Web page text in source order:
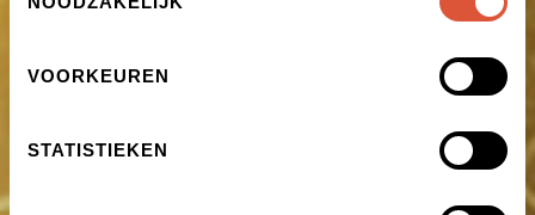
VOORKEUREN
STATISTIEKEN